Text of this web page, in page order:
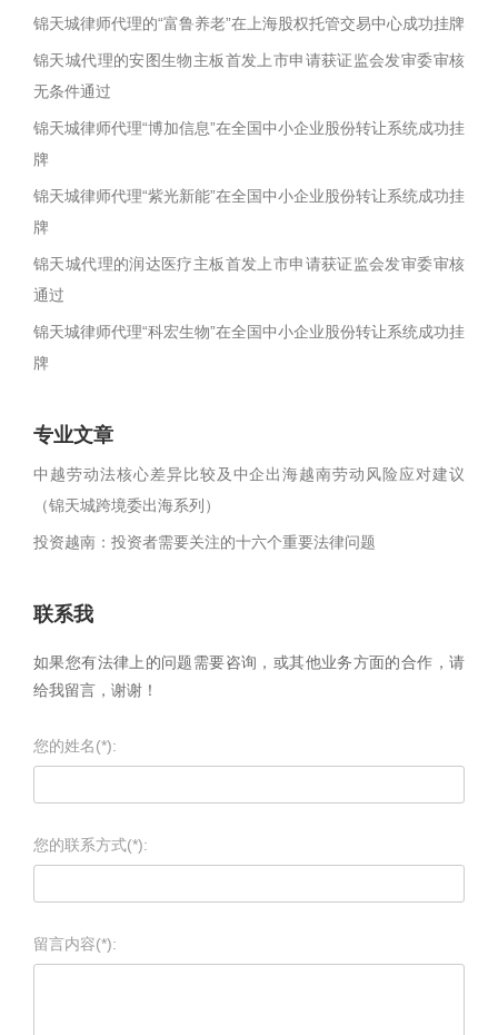
锦天城律师代理的“富鲁养老”在上海股权托管交易中心成功挂牌
锦天城代理的安图生物主板首发上市申请获证监会发审委审核
无条件通过
锦天城律师代理“博加信息”在全国中小企业股份转让系统成功挂
牌
锦天城律师代理“紫光新能”在全国中小企业股份转让系统成功挂
牌
锦天城代理的润达医疗主板首发上市申请获证监会发审委审核
通过
锦天城律师代理“科宏生物”在全国中小企业股份转让系统成功挂
牌
专业文章
中越劳动法核心差异比较及中企出海越南劳动风险应对建议
（锦天城跨境委出海系列）
投资越南：投资者需要关注的十六个重要法律问题
联系我
如果您有法律上的问题需要咨询，或其他业务方面的合作，请
给我留言，谢谢！
您的姓名(*):
您的联系方式(*):
留言内容(*):